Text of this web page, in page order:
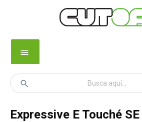
menu
search
Expressive E Touché SE